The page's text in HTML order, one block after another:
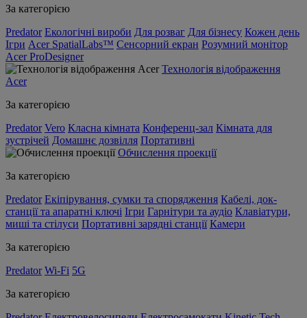
За категорією
Predator Екологічні вироби Для розваг Для бізнесу Кожен день
Ігри Acer SpatialLabs™ Сенсорний екран Розумний монітор
Acer ProDesigner
Технологія відображення
Acer
За категорією
Predator Vero Класна кімната Конференц-зал Кімната для
зустрічей Домашнє дозвілля Портативні
Обчислення проекції
За категорією
Predator Екіпірування, сумки та спорядження Кабелі, док-
станції та апаратні ключі Ігри Гарнітури та аудіо Клавіатури,
миші та стілуси Портативні зарядні станції Камери
За категорією
Predator Wi-Fi 5G
За категорією